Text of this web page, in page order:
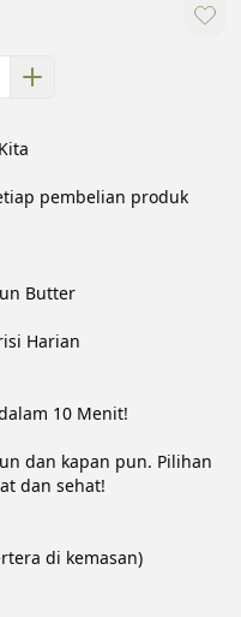
pembelian produk
Butter
Harian
10 Menit!
dan kapan pun. Pilihan
dan sehat!
di kemasan)